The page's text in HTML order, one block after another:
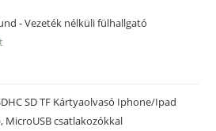
- Vezeték nélküli fülhallgató
SD TF Kártyaolvasó Iphone/Ipad
MicroUSB csatlakozókkal